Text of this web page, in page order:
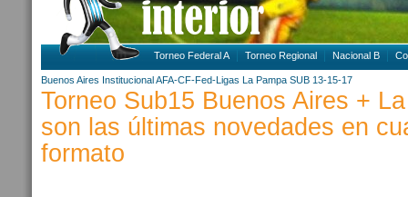
Torneo Federal A Torneo Regional Nacional B
Buenos Aires Institucional AFA-CF-Fed-Ligas La Pampa SUB 13-15-17
Torneo Sub15 Buenos Aires +
son las últimas novedades en
formato